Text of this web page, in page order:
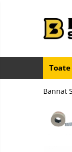
Toate Produsele
Imprimanta fiscala
Casa de marcat
Bannat